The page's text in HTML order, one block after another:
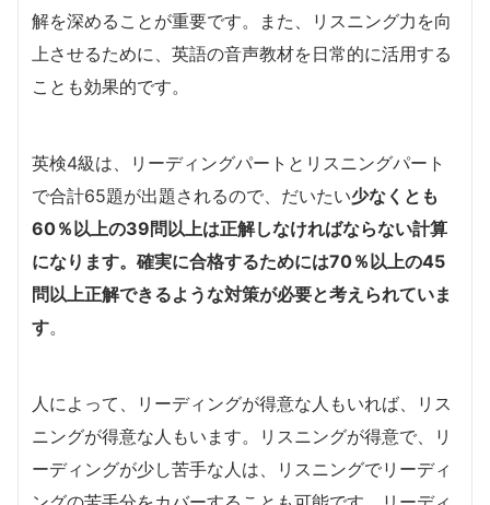
解を深めることが重要です。また、リスニング力を向
上させるために、英語の音声教材を日常的に活用する
ことも効果的です。
英検4級は、リーディングパートとリスニングパート
で合計65題が出題されるので、だいたい少なくとも
60％以上の39問以上は正解しなければならない計算
になります。確実に合格するためには70％以上の45
問以上正解できるような対策が必要と考えられていま
す。
人によって、リーディングが得意な人もいれば、リス
ニングが得意な人もいます。リスニングが得意で、リ
ーディングが少し苦手な人は、リスニングでリーディ